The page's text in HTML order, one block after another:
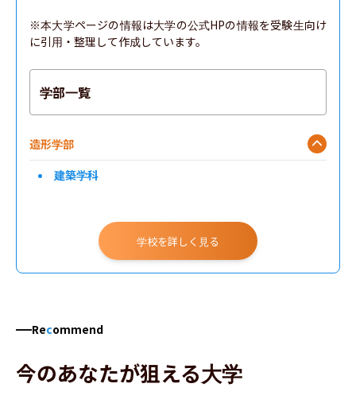
※本大学ページの情報は大学の公式HPの情報を受験生向け
に引用・整理して作成しています。
学部一覧
造形学部
建築学科
学校を詳しく見る
Recommend
今のあなたが狙える大学